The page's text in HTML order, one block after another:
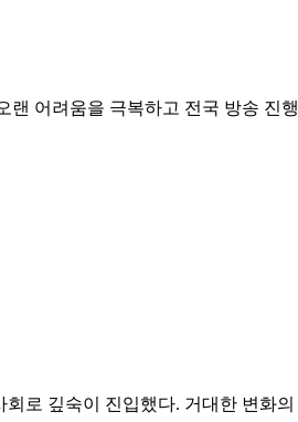
어려움을 극복하고 전국 방송
로 깊숙이 진입했다. 거대한 변화